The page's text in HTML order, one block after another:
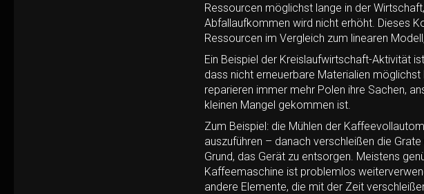
Ressourcen möglichst lange in der
Abfallaufkommen wird nicht erhöht. Dieses
Ressourcen im Vergleich zum linearen
Ein Beispiel der Kreislaufwirtschaft-Aktivität
dass nicht erneuerbare Materialien
reparieren immer mehr Polen ihre Sachen,
kleinen Mangel gekommen ist.
Zum Beispiel: die Mühlen der
auszuführen – danach verschleißen die
Grund, das Gerät zu entsorgen. Meistens
Kaffeemaschine ist problemlos
andere Elemente, die mit der Zeit